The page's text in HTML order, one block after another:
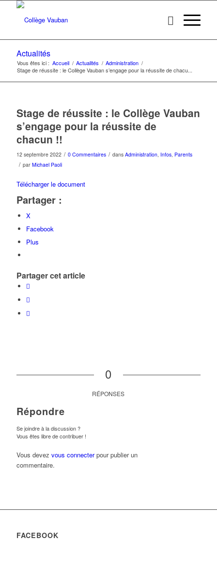
Actualités
Vous êtes ici : Accueil / Actualités / Administration /
Stage de réussite : le Collège Vauban s’engage pour la réussite de chacu...
Stage de réussite : le Collège Vauban
s’engage pour la réussite de
chacun !!
12 septembre 2022 / 0 Commentaires / dans Administration, Infos, Parents
/ par Michael Paoli
Télécharger le document
Partager :
X
Facebook
Plus
Partager cet article
0
RÉPONSES
Répondre
Se joindre à la discussion ?
Vous êtes libre de contribuer !
Vous devez vous connecterpour publier un
commentaire.
FACEBOOK